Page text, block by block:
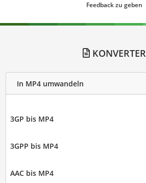
Feedback zu geben
KONVERTER
In MP4 umwandeln
3GP bis MP4
3GPP bis MP4
AAC bis MP4